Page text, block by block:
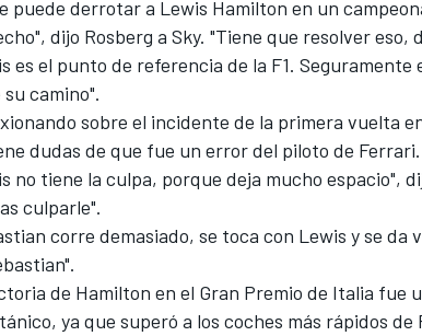
puede derrotar a Lewis Hamilton en un
dijo Rosberg a Sky. "Tiene que resolver eso,
es el punto de referencia de la F1.
su camino".
sobre el incidente de la primera vuelta
dudas de que fue un error del piloto de Ferrari.
no tiene la culpa, porque deja mucho espacio",
culparle".
corre demasiado, se toca con Lewis y se da
".
de Hamilton en el Gran Premio de Italia fue
ya que superó a los coches más rápidos